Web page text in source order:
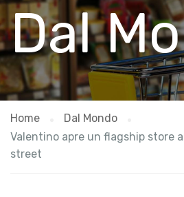
Dal
Home
Dal Mondo
Valentino apre un flagship store
street